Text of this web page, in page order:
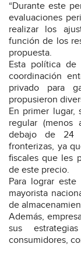
“Durante este
evaluaciones
realizar los
función de los
propuesta.
Esta política de
coordinación
privado para
propusieron
En primer lugar,
regular (menos
debajo de 24
fronterizas, ya
fiscales que les
de este precio.
Para lograr
mayorista
de
Además,
sus
consumidores,